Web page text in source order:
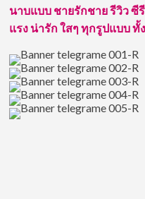
บุตร
หนุ่ม
ครึ่ง
มาด
เท่ห์
นัก
แสดง
นาบแบบ ชายรักชาย รีวิว ซี
แรง น่ารัก ใสๆ ทุกรูปแบบ ทั้